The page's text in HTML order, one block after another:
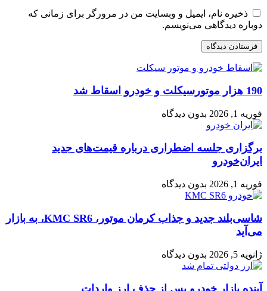
ذخیره نام، ایمیل و وبسایت من در مرورگر برای زمانی که
دوباره دیدگاهی می‌نویسم.
190 هزار موتورسیکلت و خودرو اسقاط شد
فوریه 1, 2026 بدون دیدگاه
برگزاری جلسه اضطراری درباره قیمت‌های جدید
ایران‌خودرو
فوریه 1, 2026 بدون دیدگاه
شاسی‌بلند جدید و جذاب کرمان موتور، KMC SR6، به بازار
می‌آید
ژانویه 5, 2026 بدون دیدگاه
آینده بازار خودرو پس از حذف ارز واردات